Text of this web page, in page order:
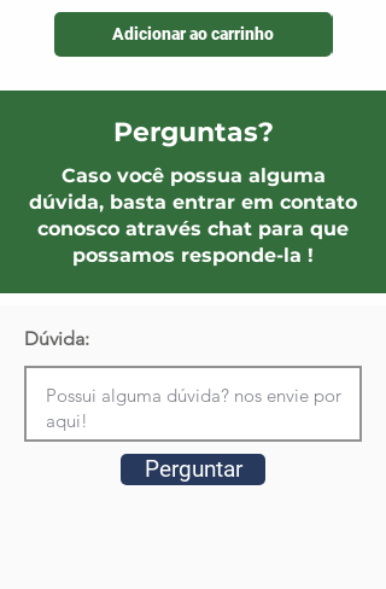
Adicionar ao carrinho
Perguntas?
Caso você possua alguma
dúvida, basta entrar em contato
conosco através chat para que
possamos responde-la !
Dúvida:
Perguntar